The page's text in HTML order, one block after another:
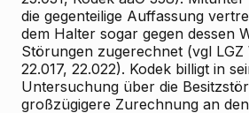
die gegenteilige Auffassung
dem Halter sogar gegen dessen
Störungen zugerechnet (vgl LGZ
22.017, 22.022). Kodek billigt in
Untersuchung über die
großzügigere Zurechnung an